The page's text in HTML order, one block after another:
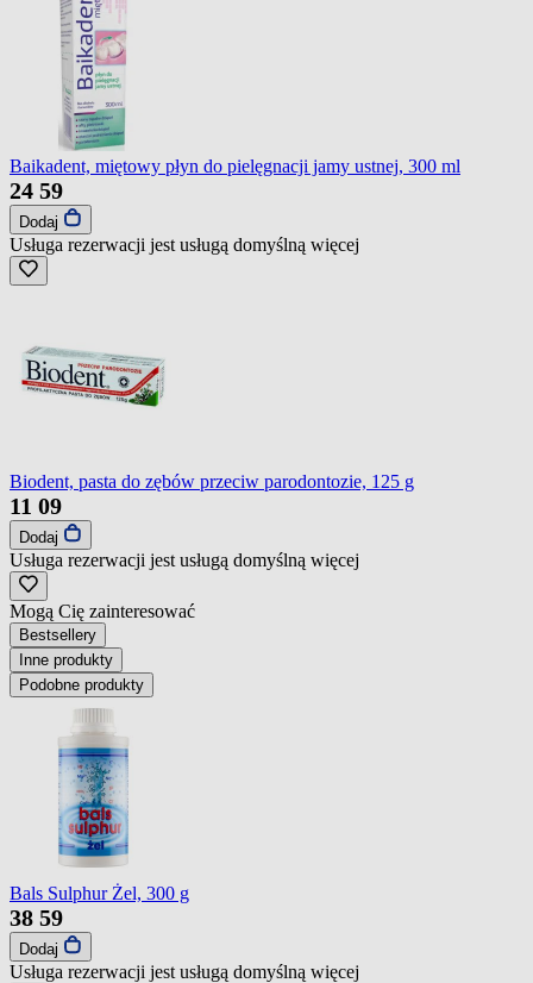
Baikadent, miętowy płyn do pielęgnacji jamy ustnej, 300 ml
24 59
Dodaj
Usługa rezerwacji jest usługą domyślną więcej
Biodent, pasta do zębów przeciw parodontozie, 125 g
11 09
Dodaj
Usługa rezerwacji jest usługą domyślną więcej
Mogą Cię zainteresować
Bestsellery
Inne produkty
Podobne produkty
Bals Sulphur Żel, 300 g
38 59
Dodaj
Usługa rezerwacji jest usługą domyślną więcej